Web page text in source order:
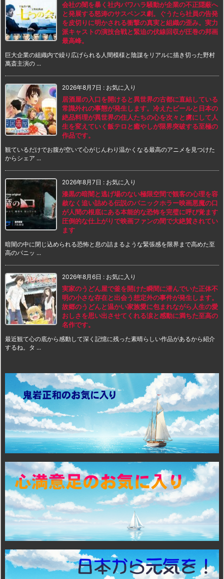
会社の闇を暴く社内パワハラ騒動が企業の不正隠蔽へ
と発展する怒涛のサスペンス劇。ぐうたら社員の告発
を皮切りに明かされる衝撃の真実と組織の歪み。実力
派キャストの演技合戦と緊迫の伏線回収が圧巻の邦画
最高峰。
巨大企業の組織内で繰り広げられる人間模様と陰謀をリアルに描き切った野村
萬斎主演の ...
2026年8月7日 : お気に入り
居酒屋の入口を開けると異世界の古都に直結している
常識外れの事態が発生します。冷えたビールと日本の
絶品料理が異世界の住人たちの心を次々と虜にして人
生を変えていく飯テロと癒やしが限界突破する至極の
作品です。
観ているだけでお腹が空いて心がじんわり温かくなる最高のアニメを見つけた
からシェア ...
2026年8月7日 : お気に入り
漆黒の暗闇と逃げ場のない極限空間で観客の心理を容
赦なく追い詰める伝説のパニックホラー映画悪魔の口
が人間の根底にある本能的な恐怖を完璧に呼び覚ます
圧倒的な仕上がりで映画ファンの間で大絶賛されてい
ます
暗闇の中に閉じ込められる恐怖と息の詰まるような緊張感を限界まで高めた至
高のパニッ ...
2026年8月6日 : お気に入り
実家のうどん屋で釜を開けた瞬間に潜んでいた正体不
明の小さな存在と出会う想定外の事件が発生します。
故郷のうどんと温かい家族愛に包まれながら人生の愛
おしさを思い出させてくれる涙と感動に満ちた至高の
名作です。
最近観て心の底から感動して深く記憶に残った素晴らしい作品があるから紹介
するね。タ ...